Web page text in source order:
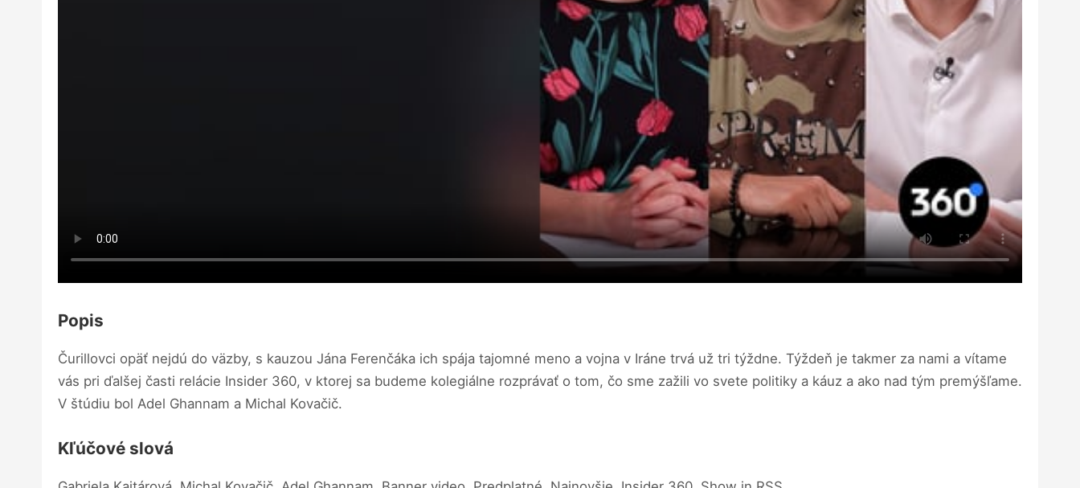
Popis
Čurillovci opäť nejdú do väzby, s kauzou Jána Ferenčáka ich spája tajomné meno a vojna v Iráne trvá už tri týždne. Týždeň je takmer za nami a vítame
vás pri ďalšej časti relácie Insider 360, v ktorej sa budeme kolegiálne rozprávať o tom, čo sme zažili vo svete politiky a káuz a ako nad tým premýšľame.
V štúdiu bol Adel Ghannam a Michal Kovačič.
Kľúčové slová